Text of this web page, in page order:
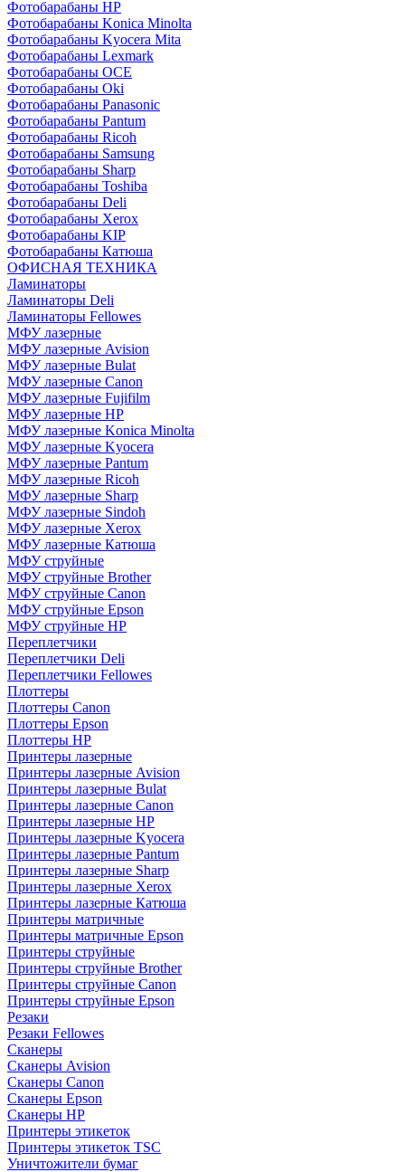
Фотобарабаны HP
Фотобарабаны Konica Minolta
Фотобарабаны Kyocera Mita
Фотобарабаны Lexmark
Фотобарабаны OCE
Фотобарабаны Oki
Фотобарабаны Panasonic
Фотобарабаны Pantum
Фотобарабаны Ricoh
Фотобарабаны Samsung
Фотобарабаны Sharp
Фотобарабаны Toshiba
Фотобарабаны Deli
Фотобарабаны Xerox
Фотобарабаны KIP
Фотобарабаны Катюша
ОФИСНАЯ ТЕХНИКА
Ламинаторы
Ламинаторы Deli
Ламинаторы Fellowes
МФУ лазерные
МФУ лазерные Avision
МФУ лазерные Bulat
МФУ лазерные Canon
МФУ лазерные Fujifilm
МФУ лазерные HP
МФУ лазерные Konica Minolta
МФУ лазерные Kyocera
МФУ лазерные Pantum
МФУ лазерные Ricoh
МФУ лазерные Sharp
МФУ лазерные Sindoh
МФУ лазерные Xerox
МФУ лазерные Катюша
МФУ струйные
МФУ струйные Brother
МФУ струйные Canon
МФУ струйные Epson
МФУ струйные HP
Переплетчики
Переплетчики Deli
Переплетчики Fellowes
Плоттеры
Плоттеры Canon
Плоттеры Epson
Плоттеры HP
Принтеры лазерные
Принтеры лазерные Avision
Принтеры лазерные Bulat
Принтеры лазерные Canon
Принтеры лазерные HP
Принтеры лазерные Kyocera
Принтеры лазерные Pantum
Принтеры лазерные Sharp
Принтеры лазерные Xerox
Принтеры лазерные Катюша
Принтеры матричные
Принтеры матричные Epson
Принтеры струйные
Принтеры струйные Brother
Принтеры струйные Canon
Принтеры струйные Epson
Резаки
Резаки Fellowes
Сканеры
Сканеры Avision
Сканеры Canon
Сканеры Epson
Сканеры HP
Принтеры этикеток
Принтеры этикеток TSC
Уничтожители бумаг